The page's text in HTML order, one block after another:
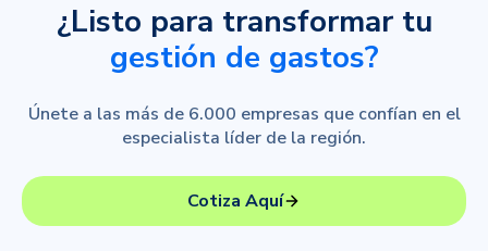
¿Listo para transformar tu
gestión de gastos?
Únete a las más de 6.000 empresas que confían en el
especialista líder de la región.
Cotiza Aquí